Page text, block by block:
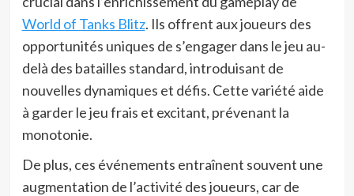
World of Tanks Blitz. Ils offrent aux joueurs des
opportunités uniques de s’engager dans le jeu au-
delà des batailles standard, introduisant de
nouvelles dynamiques et défis. Cette variété aide
à garder le jeu frais et excitant, prévenant la
monotonie.
De plus, ces événements entraînent souvent une
augmentation de l’activité des joueurs, car de